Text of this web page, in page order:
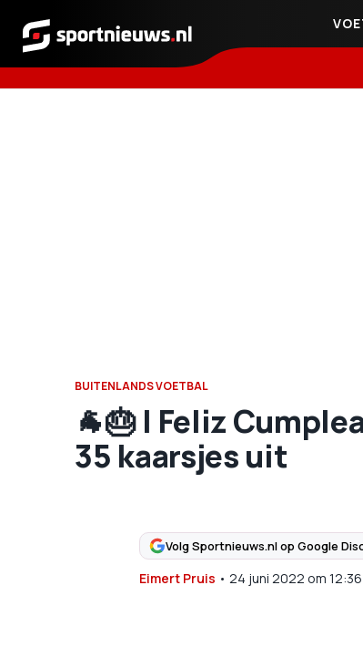
Sportnieuws.nl
BUITENLANDS VOETBAL
🐐​🎂​ | Feliz
35 kaarsjes uit
Volg Sportnieuws.nl op Google
Eimert Pruis • 24 juni 2022 om 12:36